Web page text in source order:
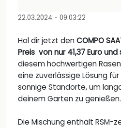
22.03.2024 - 09:03:22
Hol dir jetzt denCOMPO
Preis von nur 41,37 Euro und
diesem hochwertigen
eine zuverlässige Lösung
sonnige Standorte, um
deinem Garten zu genießen.
Die Mischung enthält RSM-